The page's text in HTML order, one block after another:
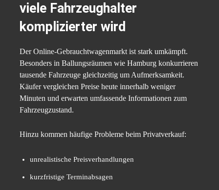
viele Fahrzeughalter
komplizierter wird
Der Online-Gebrauchtwagenmarkt ist stark umkämpft.
Besonders in Ballungsräumen wie Hamburg konkurrieren
tausende Fahrzeuge gleichzeitig um Aufmerksamkeit.
Käufer vergleichen Preise heute innerhalb weniger
Minuten und erwarten umfassende Informationen zum
Fahrzeugzustand.
Hinzu kommen häufige Probleme beim Privatverkauf:
unrealistische Preisverhandlungen
kurzfristige Terminabsagen